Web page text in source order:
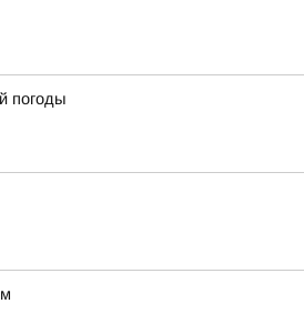
погоды